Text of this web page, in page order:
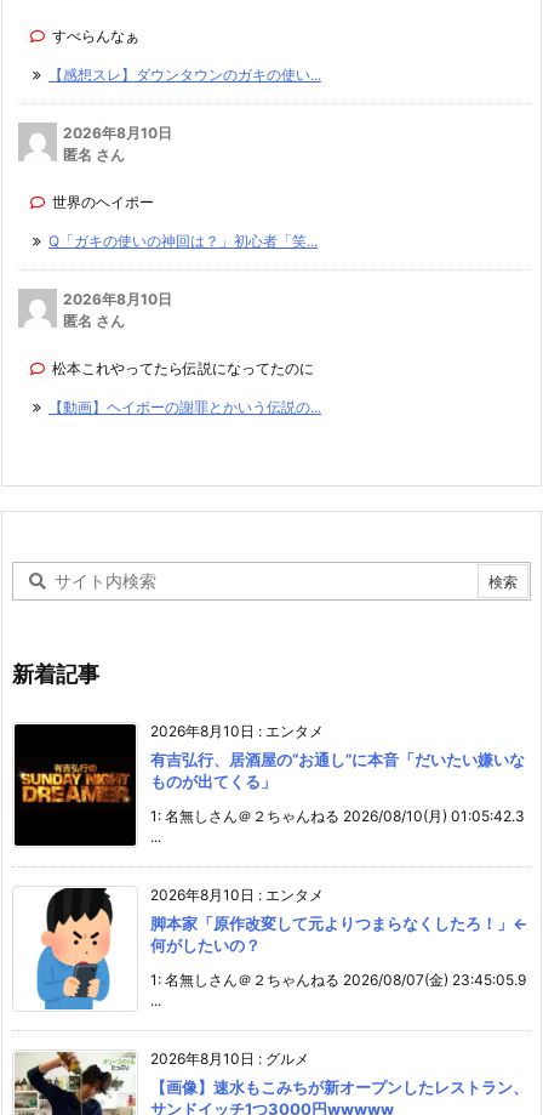
すべらんなぁ
【感想スレ】ダウンタウンのガキの使い...
2026年8月10日
匿名 さん
世界のヘイポー
Q「ガキの使いの神回は？」初心者「笑...
2026年8月10日
匿名 さん
松本これやってたら伝説になってたのに
【動画】ヘイポーの謝罪とかいう伝説の...
新着記事
2026年8月10日 : エンタメ
有吉弘行、居酒屋の“お通し”に本音「だいたい嫌いな
ものが出てくる」
1: 名無しさん＠２ちゃんねる 2026/08/10(月) 01:05:42.3
...
2026年8月10日 : エンタメ
脚本家「原作改変して元よりつまらなくしたろ！」←
何がしたいの？
1: 名無しさん＠２ちゃんねる 2026/08/07(金) 23:45:05.9
...
2026年8月10日 : グルメ
【画像】速水もこみちが新オープンしたレストラン、
サンドイッチ1つ3000円wwwww